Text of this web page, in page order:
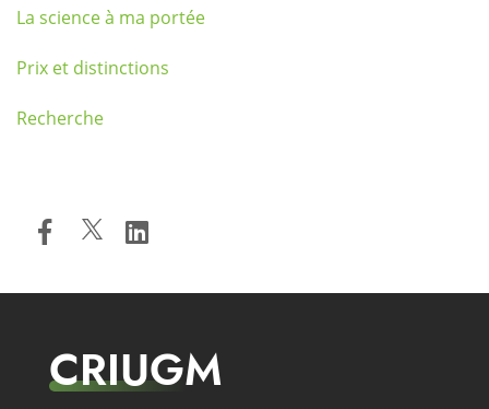
La science à ma portée
Prix et distinctions
Recherche
CRIUGM